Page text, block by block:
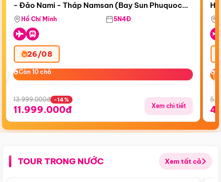
Bay Sun Phuquoc Airways
- Đảo Nami - Tháp Namsan (Bay Sun Phuquoc
Airways)
Hồ Chí Minh 5N4Đ
26/08
Còn 10 chỗ
Còn 10 chỗ
13.999.000đ -14%
11.999.000đ Xem chi tiết
TOUR TRONG NƯỚC Xem tất cả
Điểm nổi bật